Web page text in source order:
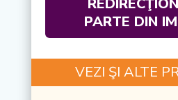
PARTE DIN
VEZI ŞI ALTE